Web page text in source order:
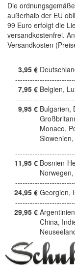
Die
außerhalb der EU
99 Euro erfolgt die
versandkostenfrei.
Versandkosten
3,95 €
7,95 € Belgien,
9,95 € Bulgarien,
Monaco,
11,95 € Bosnien-
24,95 € Georgien,
29,95 €
China,